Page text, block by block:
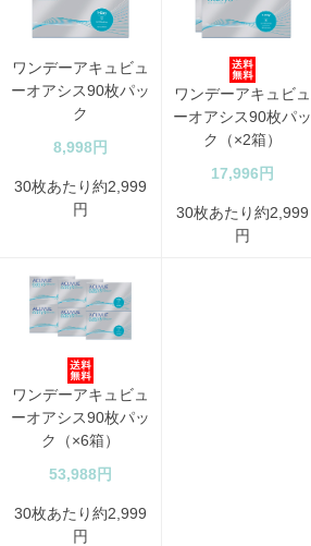
ワンデーアキュビュ
ーオアシス90枚パッ
ク
8,998円
30枚あたり約2,999
円
ワンデーアキュビュ
ーオアシス90枚パッ
ク（×2箱）
17,996円
30枚あたり約2,999
円
ワンデーアキュビュ
ーオアシス90枚パッ
ク（×6箱）
53,988円
30枚あたり約2,999
円